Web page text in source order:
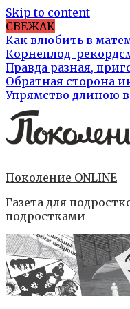
Skip to content
СВЕЖАК
Как влюбить в
Корнеплод-
Правда разная,
Обратная сторона
Упрямство длиною
Поколение ONLINE
Газета для
подростками